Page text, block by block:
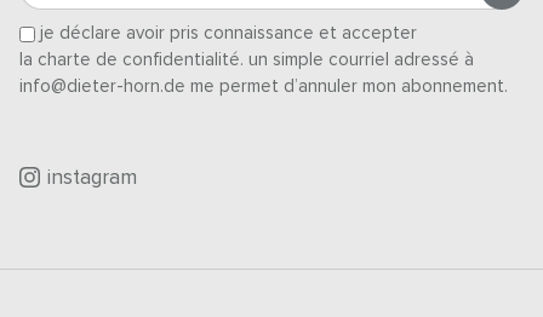
je déclare avoir pris connaissance et accepter
la charte de confidentialité. un simple courriel adressé à
info@dieter-horn.de me permet d’annuler mon abonnement.
instagram